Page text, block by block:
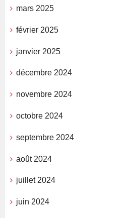
mars 2025
février 2025
janvier 2025
décembre 2024
novembre 2024
octobre 2024
septembre 2024
août 2024
juillet 2024
juin 2024